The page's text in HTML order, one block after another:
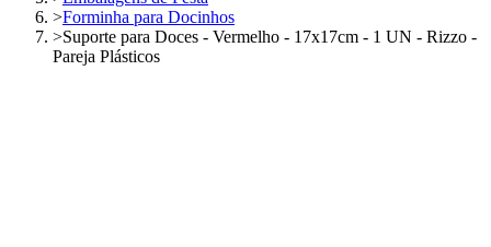
>Forminha para Docinhos
>Suporte para Doces - Vermelho - 17x17cm - 1 UN - Rizzo -
Pareja Plásticos